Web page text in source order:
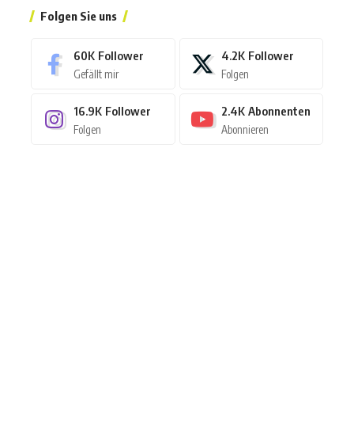
Folgen Sie uns
60K Follower
Gefällt mir
4.2K Follower
Folgen
16.9K Follower
Folgen
2.4K Abonnenten
Abonnieren